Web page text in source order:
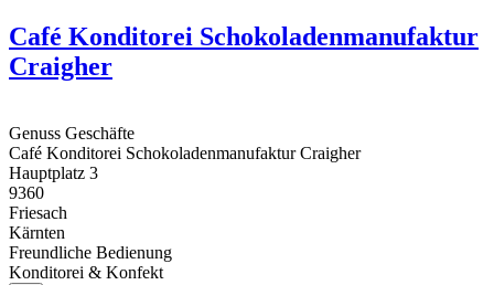
Café Konditorei Schokoladenmanufaktur
Craigher
Genuss Geschäfte
Café Konditorei Schokoladenmanufaktur Craigher
Hauptplatz 3
9360
Friesach
Kärnten
Freundliche Bedienung
Konditorei & Konfekt